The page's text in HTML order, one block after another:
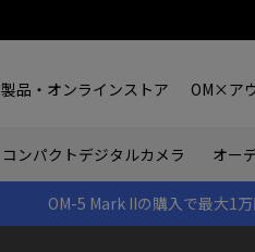
製品・オンラインストア OM×ア
コンパクトデジタルカメラ オー
OM-5 Mark IIの購入で最大1